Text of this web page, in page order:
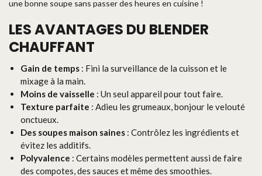
une bonne soupe sans passer des heures en cuisine !
LES AVANTAGES DU BLENDER
CHAUFFANT
Gain de temps : Fini la surveillance de la cuisson et le
mixage à la main.
Moins de vaisselle : Un seul appareil pour tout faire.
Texture parfaite : Adieu les grumeaux, bonjour le velouté
onctueux.
Des soupes maison saines : Contrôlez les ingrédients et
évitez les additifs.
Polyvalence : Certains modèles permettent aussi de faire
des compotes, des sauces et même des smoothies.